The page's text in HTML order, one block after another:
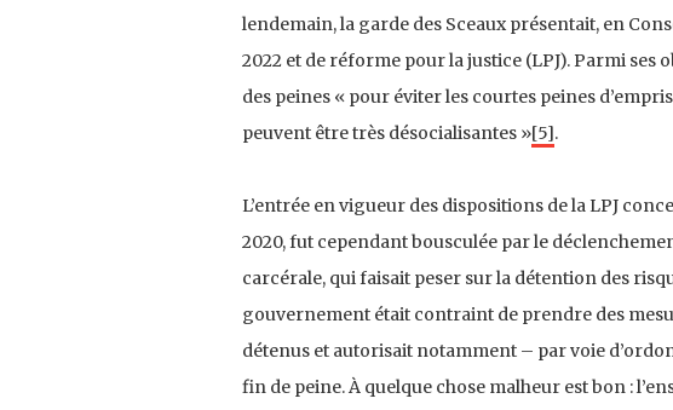
lendemain, la garde des Sceaux présentait, en
2022 et de réforme pour la justice (LPJ). Parmi
des peines « pour éviter les courtes peines
peuvent être très désocialisantes »[5].
L’entrée en vigueur des dispositions de la LPJ
2020, fut cependant bousculée par le
carcérale, qui faisait peser sur la détention des
gouvernement était contraint de prendre des
détenus et autorisait notamment ­– par voie
fin de peine. À quelque chose malheur est bon :